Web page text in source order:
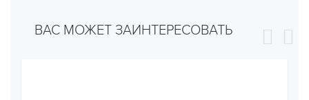
ВАС МОЖЕТ ЗАИНТЕРЕСОВАТЬ